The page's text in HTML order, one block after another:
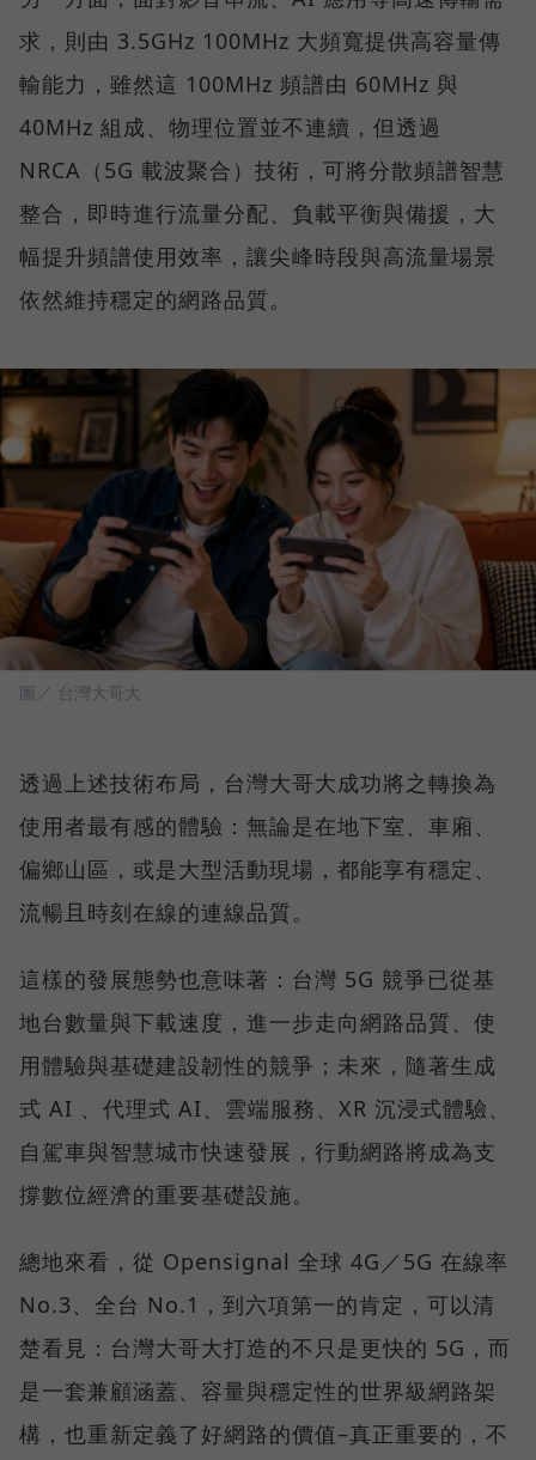
求，則由 3.5GHz 100MHz 大頻寬提供高容量傳
輸能力，雖然這 100MHz 頻譜由 60MHz 與
40MHz 組成、物理位置並不連續，但透過
NRCA（5G 載波聚合）技術，可將分散頻譜智慧
整合，即時進行流量分配、負載平衡與備援，大
幅提升頻譜使用效率，讓尖峰時段與高流量場景
依然維持穩定的網路品質。
圖／ 台灣大哥大
透過上述技術布局，台灣大哥大成功將之轉換為
使用者最有感的體驗：無論是在地下室、車廂、
偏鄉山區，或是大型活動現場，都能享有穩定、
流暢且時刻在線的連線品質。
這樣的發展態勢也意味著：台灣 5G 競爭已從基
地台數量與下載速度，進一步走向網路品質、使
用體驗與基礎建設韌性的競爭；未來，隨著生成
式 AI 、代理式 AI、雲端服務、XR 沉浸式體驗、
自駕車與智慧城市快速發展，行動網路將成為支
撐數位經濟的重要基礎設施。
總地來看，從 Opensignal 全球 4G／5G 在線率
No.3、全台 No.1，到六項第一的肯定，可以清
楚看見：台灣大哥大打造的不只是更快的 5G，而
是一套兼顧涵蓋、容量與穩定性的世界級網路架
構，也重新定義了好網路的價值–真正重要的，不